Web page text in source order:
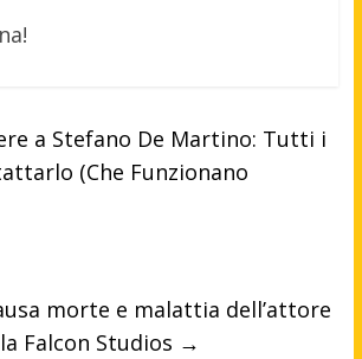
a Stefano De Martino: Tutti i
(Che Funzionano
morte e malattia dell’attore
Falcon Studios →